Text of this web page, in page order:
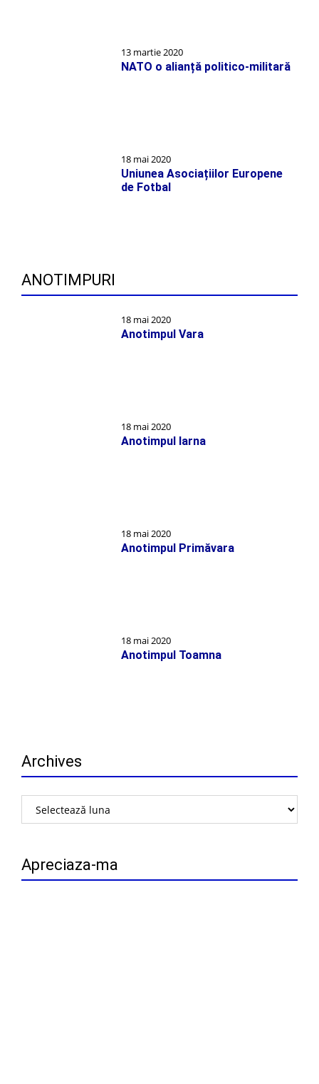
13 martie 2020
NATO o alianță politico-militară
18 mai 2020
Uniunea Asociațiilor Europene
de Fotbal
ANOTIMPURI
18 mai 2020
Anotimpul Vara
18 mai 2020
Anotimpul Iarna
18 mai 2020
Anotimpul Primăvara
18 mai 2020
Anotimpul Toamna
Archives
Apreciaza-ma